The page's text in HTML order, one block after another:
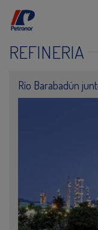
REFINERÍA
Río Barabadún